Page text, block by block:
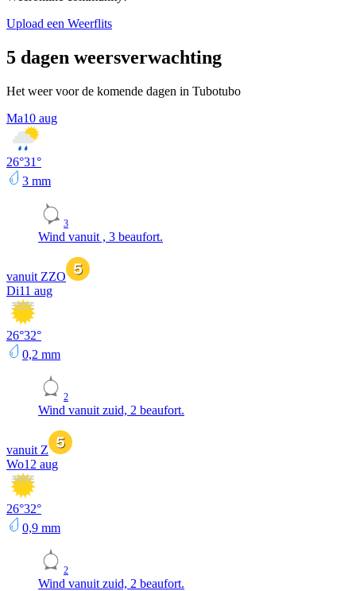
Upload een Weerflits
5 dagen weersverwachting
Het weer voor de komende dagen in Tubotubo
Ma10 aug
26°31°
3 mm
3
Wind vanuit , 3 beaufort.
vanuit ZZO
Di11 aug
26°32°
0,2 mm
2
Wind vanuit zuid, 2 beaufort.
vanuit Z
Wo12 aug
26°32°
0,9 mm
2
Wind vanuit zuid, 2 beaufort.